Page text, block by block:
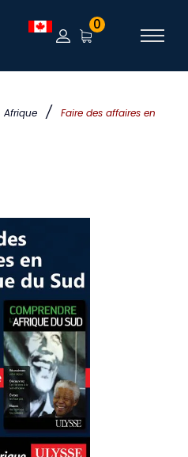
Afrique /
Faire des affaires en
0